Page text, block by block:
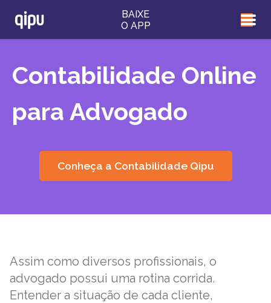
BAIXE
O APP
Contabilidade Online
para Advogado
Conheça a Contabilidade Qipu
Assim como diversos profissionais, o
advogado possui uma rotina corrida.
Entender a situação de cada cliente,